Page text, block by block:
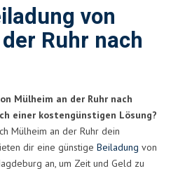
von
Ruhr nach
Mülheim an der Ruhr nach
einer kostengünstigen Lösung?
Mülheim an der Ruhr dein
dir eine günstige Beiladung von
an, um Zeit und Geld zu